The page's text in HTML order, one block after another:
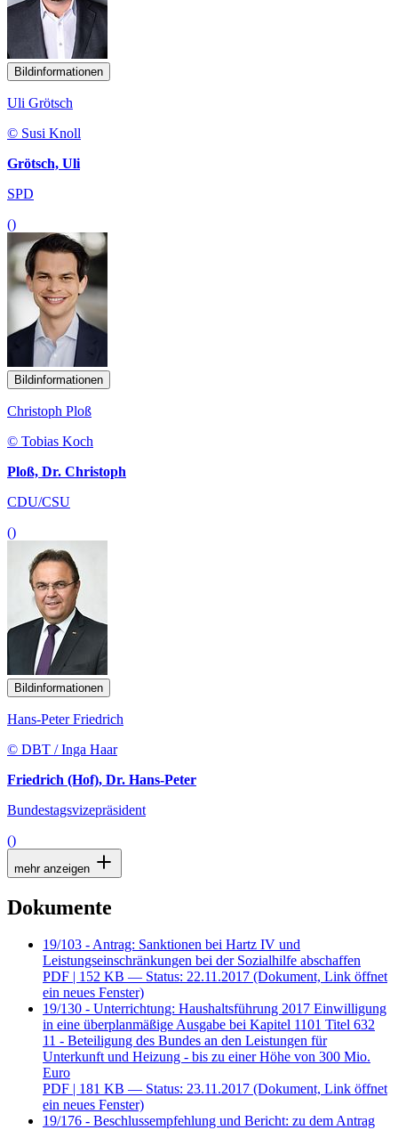
Bildinformationen
Uli Grötsch
© Susi Knoll
Grötsch, Uli
SPD
()
Bildinformationen
Christoph Ploß
© Tobias Koch
Ploß, Dr. Christoph
CDU/CSU
()
Bildinformationen
Hans-Peter Friedrich
© DBT / Inga Haar
Friedrich (Hof), Dr. Hans-Peter
Bundestagsvizepräsident
()
mehr anzeigen
Dokumente
19/103 - Antrag: Sanktionen bei Hartz IV und
Leistungseinschränkungen bei der Sozialhilfe abschaffen
PDF | 152 KB — Status: 22.11.2017 (Dokument, Link öffnet
ein neues Fenster)
19/130 - Unterrichtung: Haushaltsführung 2017 Einwilligung
in eine überplanmäßige Ausgabe bei Kapitel 1101 Titel 632
11 - Beteiligung des Bundes an den Leistungen für
Unterkunft und Heizung - bis zu einer Höhe von 300 Mio.
Euro
PDF | 181 KB — Status: 23.11.2017 (Dokument, Link öffnet
ein neues Fenster)
19/176 - Beschlussempfehlung und Bericht: zu dem Antrag